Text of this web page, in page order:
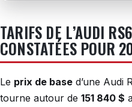
TARIFS DE L’AUDI
CONSTATÉES POUR
Le prix de base d’une Audi
tourne autour de 151 840 $